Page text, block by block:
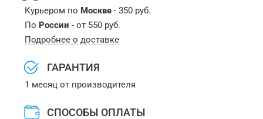
Курьером по Москве- 350 руб.
По России - от 550 руб.
Подробнее о доставке
ГАРАНТИЯ
1 месяц от производителя
СПОСОБЫ ОПЛАТЫ